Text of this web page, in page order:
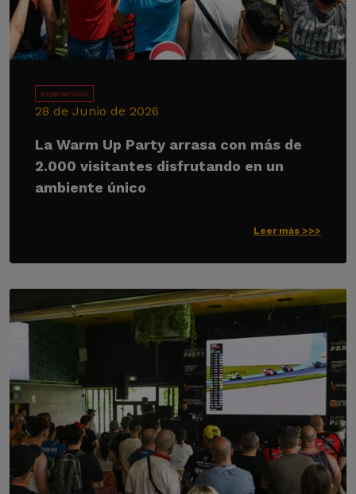
Experiencias
28 de Junio de 2026
La Warm Up Party arrasa con más de
2.000 visitantes disfrutando en un
ambiente único
Leer más >>>